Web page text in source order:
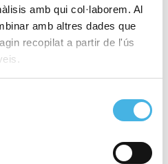
amb qui col·laborem. Al
amb altres dades que
recopilat a partir de l'ús
València cada
històrica: més de
finishers i una
mundial de l’any
ja estan obertes